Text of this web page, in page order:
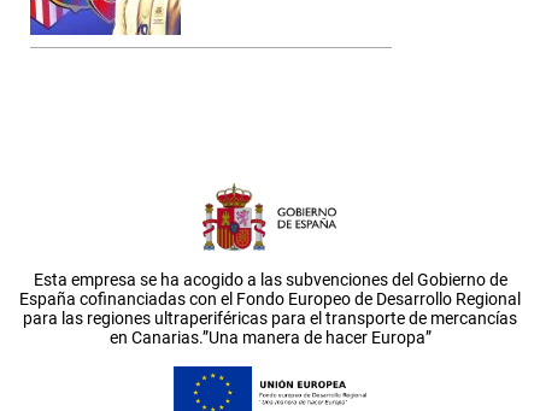
Esta empresa se ha acogido a las subvenciones del Gobierno de
España cofinanciadas con el Fondo Europeo de Desarrollo Regional
para las regiones ultraperiféricas para el transporte de mercancías
en Canarias.”Una manera de hacer Europa”